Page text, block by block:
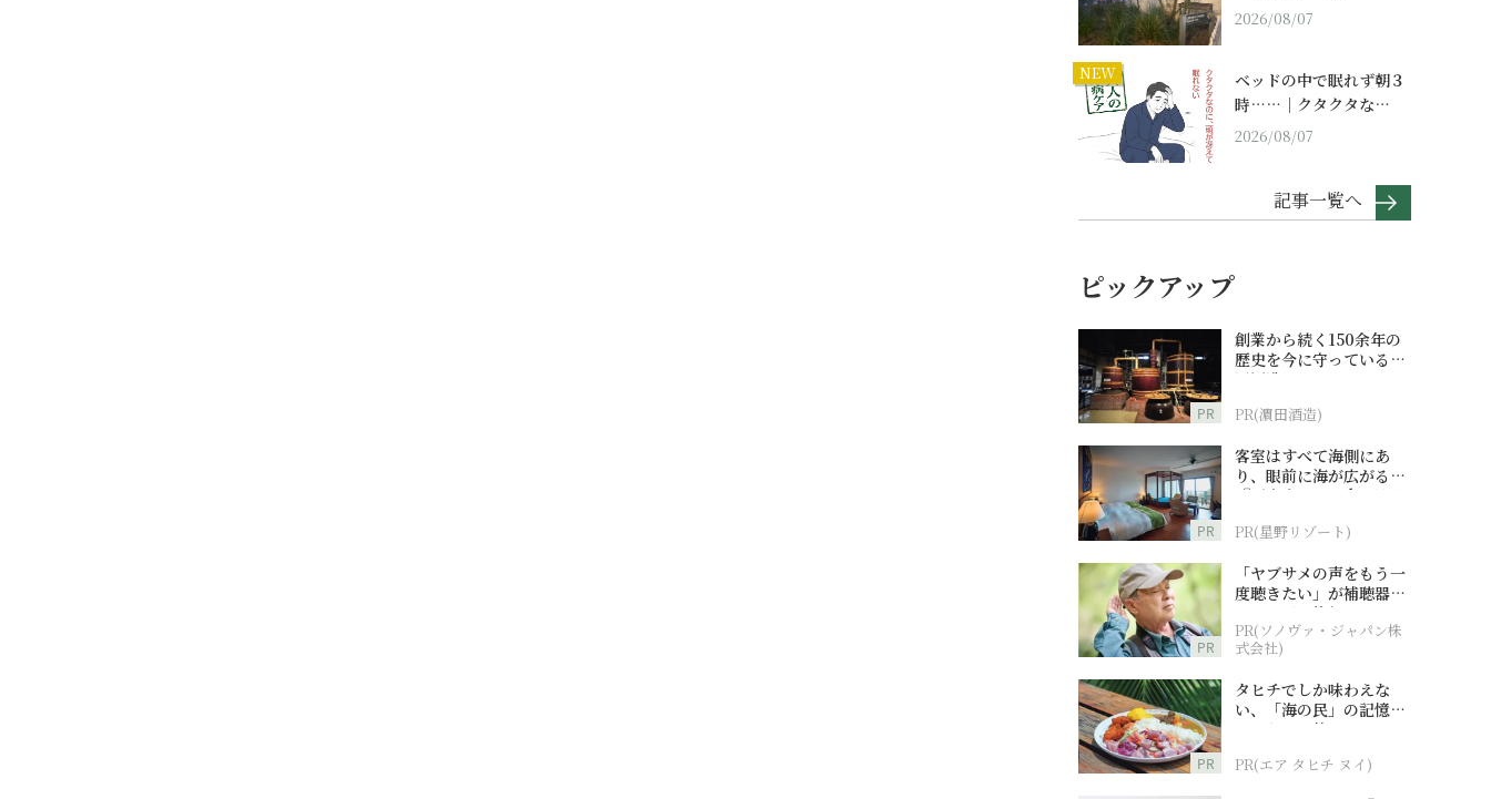
2026/08/07
NEW
ベッドの中で眠れず朝３
時……｜クタクタな…
2026/08/07
記事一覧へ
ピックアップ
PR
創業から続く150余年の
歴史を今に守っている濵
田酒造
PR(濵田酒造)
PR
客室はすべて海側にあ
り、眼前に海が広がる
『西表島ホテル by 星野
PR(星野リゾート)
PR
「ヤブサメの声をもう一
度聴きたい」が補聴器チ
ャレンジの後押しに
PR(ソノヴァ・ジャパン株
式会社)
PR
タヒチでしか味わえな
い、「海の民」の記憶へ
とつながる旅
PR(エア タヒチ ヌイ)